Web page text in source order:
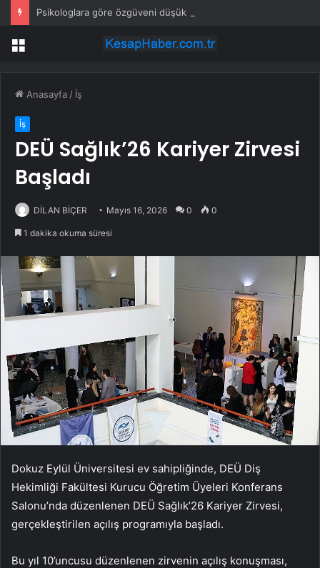
Menü
Anasayfa / İş
İş
DEÜ Sağlık’26 Kariyer Zirvesi
Başladı
DİLAN BİÇER Mayıs 16, 2026 0 0
1 dakika okuma süresi
Dokuz Eylül Üniversitesi ev sahipliğinde, DEÜ Diş
Hekimliği Fakültesi Kurucu Öğretim Üyeleri Konferans
Salonu’nda düzenlenen DEÜ Sağlık’26 Kariyer Zirvesi,
gerçekleştirilen açılış programıyla başladı.
Bu yıl 10’uncusu düzenlenen zirvenin açılış konuşması,